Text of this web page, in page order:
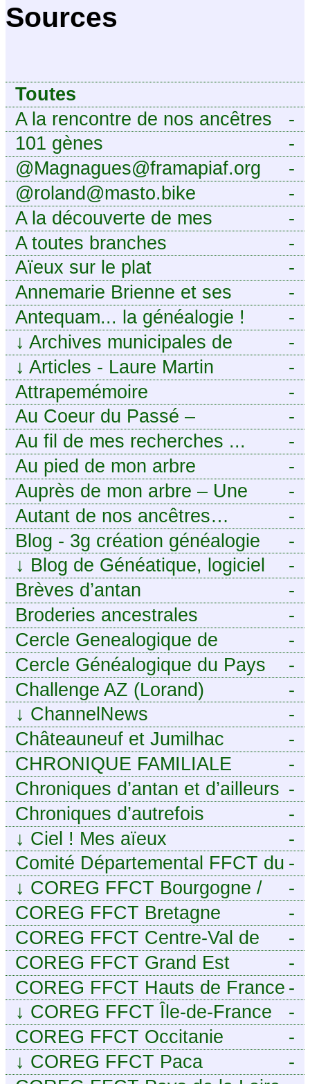
Sources
Toutes
-
A la rencontre de nos ancêtres
-
101 gènes
-
@Magnagues@framapiaf.org
-
@roland@masto.bike
-
A la découverte de mes
ancêtres
-
A toutes branches
-
Aïeux sur le plat
-
Annemarie Brienne et ses
challenges de A à Z
-
Antequam... la généalogie !
-
↓ Archives municipales de
Montpellier
-
↓ Articles - Laure Martin
-
Attrapemémoire
-
Au Coeur du Passé –
Généalogie Familiale
-
Au fil de mes recherches ...
-
Au pied de mon arbre
-
Auprès de mon arbre – Une
histoire de racines
-
Autant de nos ancêtres…
-
Blog - 3g création généalogie
-
↓ Blog de Généatique, logiciel
de généalogie
-
Brèves d’antan
-
Broderies ancestrales
-
Cercle Genealogique de
l’Aveyron
-
Cercle Généalogique du Pays
de Caux - Seine-Maritime
-
Challenge AZ (Lorand)
-
↓ ChannelNews
-
Châteauneuf et Jumilhac
-
CHRONIQUE FAMILIALE
-
Chroniques d’antan et d’ailleurs
-
Chroniques d’autrefois
-
↓ Ciel ! Mes aïeux
-
Comité Départemental FFCT du
Cher
-
↓ COREG FFCT Bourgogne /
Franche-Comté
-
COREG FFCT Bretagne
-
COREG FFCT Centre-Val de
Loire
-
COREG FFCT Grand Est
-
COREG FFCT Hauts de France
-
↓ COREG FFCT Île-de-France
-
COREG FFCT Occitanie
-
↓ COREG FFCT Paca